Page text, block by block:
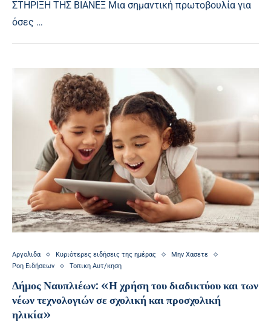
ΣΤΗΡΙΞΗ ΤΗΣ ΒΙΑΝΕΞ Μια σημαντική πρωτοβουλία για
όσες …
Αργολιδα Κυριότερες ειδήσεις της ημέρας
Μην Χασετε
Ροη Ειδήσεων
Τοπικη Αυτ/κηση
Δήμος Ναυπλιέων: «Η χρήση του διαδικτύου και των
νέων τεχνολογιών σε σχολική και προσχολική
ηλικία»